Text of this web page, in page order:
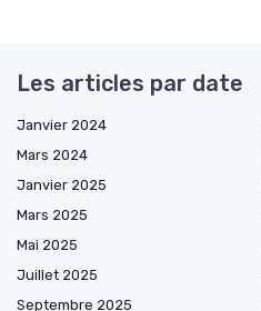
Les articles par date
Janvier 2024
Mars 2024
Janvier 2025
Mars 2025
Mai 2025
Juillet 2025
Septembre 2025